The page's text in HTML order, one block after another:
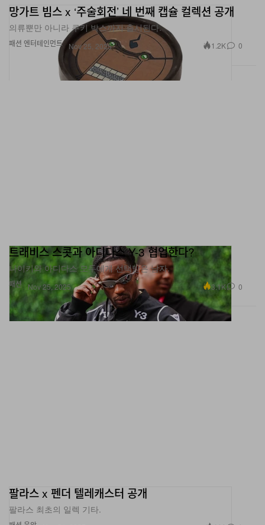
패션 엔터테인먼트
망가트 빔스 x ‘주술회전’ 네 번째 캡슐 컬렉션 공개
의류뿐만 아니라 쿠키 박스까지 출시된다.
Nov 25, 2025 1.2K 0
패션
트래비스 스콧과 아디다스 Y-3 협업한다?
나이키와 아디다스 모두에게 선택받은 남자.
Nov 25, 2025 3.1K 0
팔라스 x 펜더 텔레캐스터 공개
팔라스 최초의 일렉 기타.